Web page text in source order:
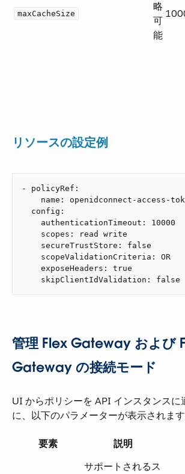
maxCacheSize
略
可
能
リソースの設定例
- policyRef:
name: openidconnect-access-
  config:
    authenticationTimeout: 10000
    scopes: read write
    secureTrustStore: false
    scopeValidationCriteria: OR
    exposeHeaders: true
    skipClientIdValidation: false
管理 Flex Gateway および
Gateway の接続モード
UI からポリシーを API インスタンスに
に、以下のパラメーターが表示されます
要素 説明
サポートされるス